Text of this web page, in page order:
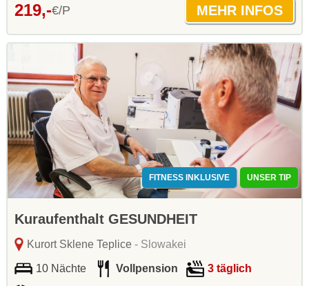
219,-€/P
FITNESS INKLUSIVE UNSER TIP
Kuraufenthalt GESUNDHEIT
Kurort Sklene Teplice- Slowakei
10 Nächte Vollpension 3 täglich